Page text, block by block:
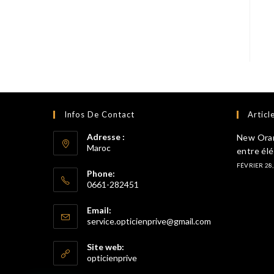
Infos De Contact
Adresse :
Maroc
Phone:
0661-282451
dans
votre
application
Email:
service.opticienprive@gmail.com
Site web:
opticienprive
New
entre
FÉVRIER